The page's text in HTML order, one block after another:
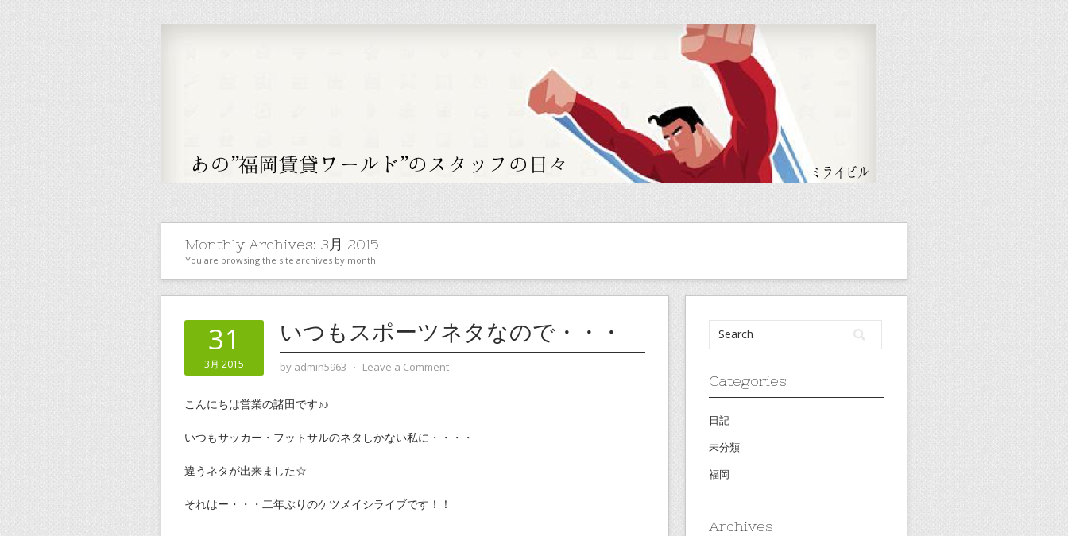
Monthly Archives: 3月 2015
You are browsing the site archives by month.
31
3月 2015
いつもスポーツネタなので・・・
by admin5963 ⋅ Leave a Comment
こんにちは営業の諸田です♪♪
いつもサッカー・フットサルのネタしかない私に・・・・
違うネタが出来ました☆
それはー・・・二年ぶりのケツメイシライブです！！
Categories
日記
未分類
福岡
Archives